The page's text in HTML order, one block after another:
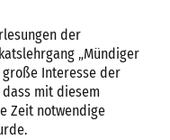
der
„Mündiger
große Interesse der
mit diesem
Zeit notwendige